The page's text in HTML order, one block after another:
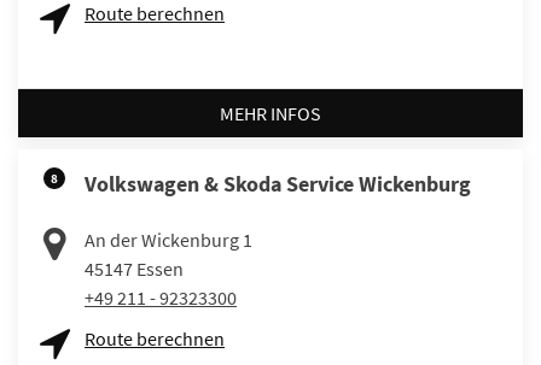
Route berechnen
MEHR INFOS
8 Volkswagen & Skoda Service Wickenburg
An der Wickenburg 1
45147 Essen
+49 211 - 92323300
Route berechnen